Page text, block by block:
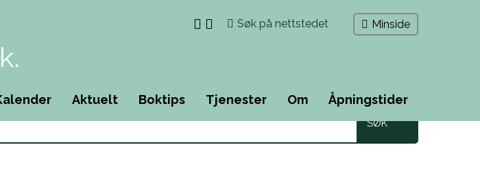
Søk
Minside
Aktuelt Boktips Tjenester Om Åpningstider